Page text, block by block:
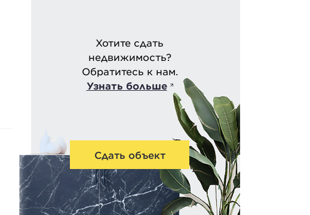
Хотите сдать
недвижимость?
Обратитесь к нам.
Узнать больше
Сдать объект